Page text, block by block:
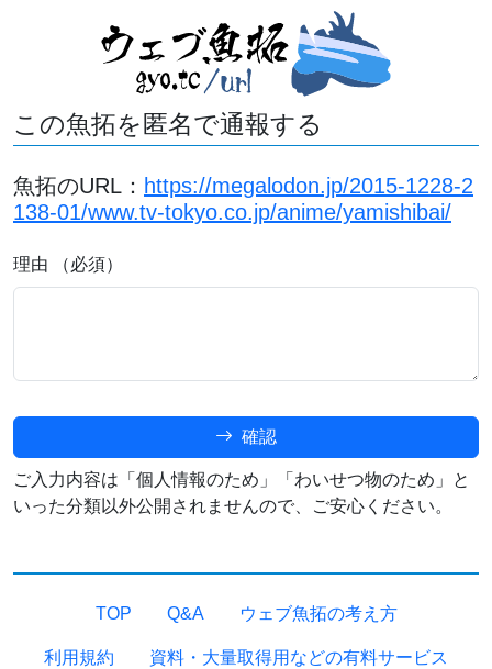
この魚拓を匿名で通報する
魚拓のURL： https://megalodon.jp/2015-1228-2
138-01/www.tv-tokyo.co.jp/anime/yamishibai/
理由 （必須）
確認
ご入力内容は「個人情報のため」「わいせつ物のため」と
いった分類以外公開されませんので、ご安心ください。
TOP Q&A ウェブ魚拓の考え方
利用規約 資料・大量取得用などの有料サービス